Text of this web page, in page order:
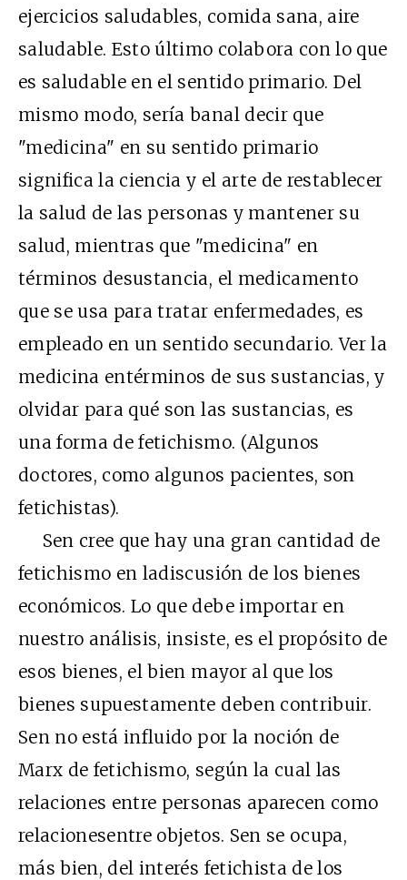
ejercicios saludables, comida sana, aire
saludable. Esto último colabora con lo que
es saludable en el sentido primario. Del
mismo modo, sería banal decir que
"medicina" en su sentido primario
significa la ciencia y el arte de restablecer
la salud de las personas y mantener su
salud, mientras que "medicina" en
términos desustancia, el medicamento
que se usa para tratar enfermedades, es
empleado en un sentido secundario. Ver la
medicina entérminos de sus sustancias, y
olvidar para qué son las sustancias, es
una forma de fetichismo. (Algunos
doctores, como algunos pacientes, son
fetichistas).
Sen cree que hay una gran cantidad de
fetichismo en ladiscusión de los bienes
económicos. Lo que debe importar en
nuestro análisis, insiste, es el propósito de
esos bienes, el bien mayor al que los
bienes supuestamente deben contribuir.
Sen no está influido por la noción de
Marx de fetichismo, según la cual las
relaciones entre personas aparecen como
relacionesentre objetos. Sen se ocupa,
más bien, del interés fetichista de los